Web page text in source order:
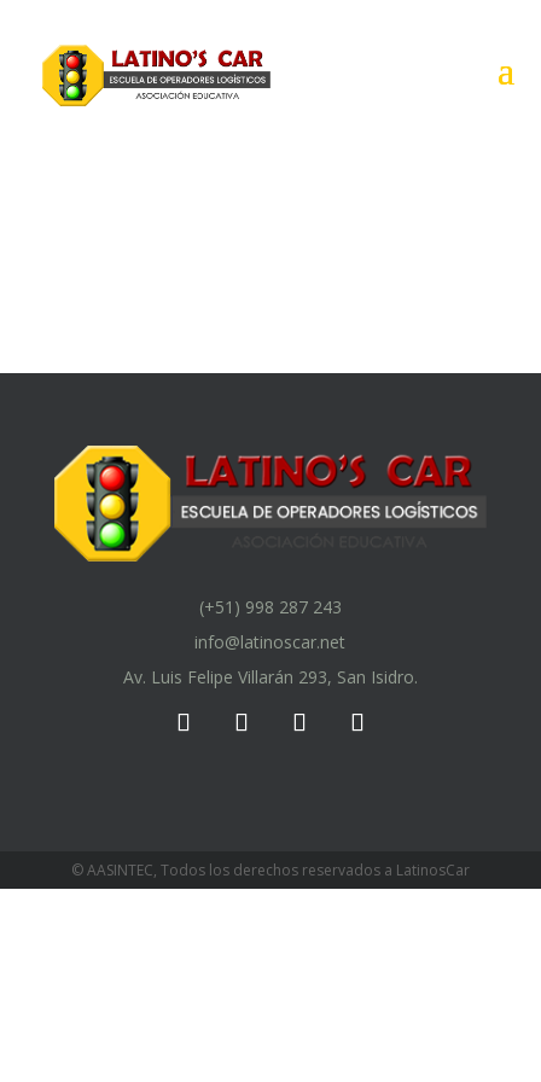
(+51) 998 287 243
info@latinoscar.net
Av. Luis Felipe Villarán 293, San Isidro.
© AASINTEC, Todos los derechos reservados a LatinosCar